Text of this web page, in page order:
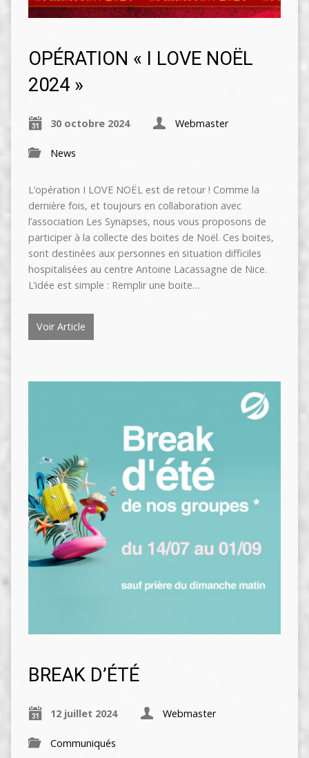
OPÉRATION « I LOVE NOËL
2024 »
30 octobre 2024 Webmaster
News
L’opération I LOVE NOËL est de retour ! Comme la
dernière fois, et toujours en collaboration avec
l’association Les Synapses, nous vous proposons de
participer à la collecte des boites de Noël. Ces boites,
sont destinées aux personnes en situation difficiles
hospitalisées au centre Antoine Lacassagne de Nice.
L’idée est simple : Remplir une boite…
Voir Article
BREAK D’ÉTÉ
12 juillet 2024 Webmaster
Communiqués